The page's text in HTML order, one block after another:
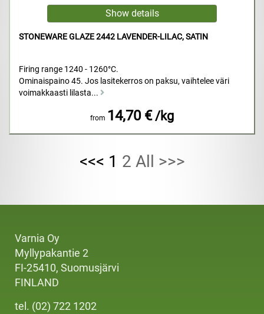
STONEWARE GLAZE 2442 LAVENDER-LILAC, SATIN
Firing range 1240 - 1260°C.
Ominaispaino 45. Jos lasitekerros on paksu, vaihtelee väri
voimakkaasti lilasta...
from 14,70 € /kg
<<< 1 2 All >>>
Varnia Oy
Myllypakantie 2
FI-25410, Suomusjärvi
FINLAND
tel. (02) 722 1202